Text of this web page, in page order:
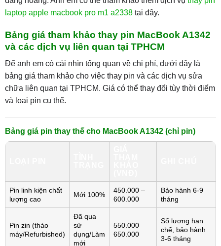
laptop apple macbook pro m1 a2338tại đây.
Bảng giá tham khảo thay pin MacBook A1342
và các dịch vụ liên quan tại TPHCM
Để anh em có cái nhìn tổng quan về chi phí, dưới đây là
bảng giá tham khảo cho việc thay pin và các dịch vụ sửa
chữa liên quan tại TPHCM. Giá có thể thay đổi tùy thời điểm
và loại pin cụ thể.
Bảng giá pin thay thế cho MacBook A1342 (chỉ pin)
Pin linh kiện chất
lượng cao
Mới 100%
450.000 –
600.000
Bảo hành 6-9
tháng
Pin zin (tháo
máy/Refurbished)
Đã qua
sử
dụng/Làm
mới
550.000 –
650.000
Số lượng hạn
chế, bảo hành
3-6 tháng